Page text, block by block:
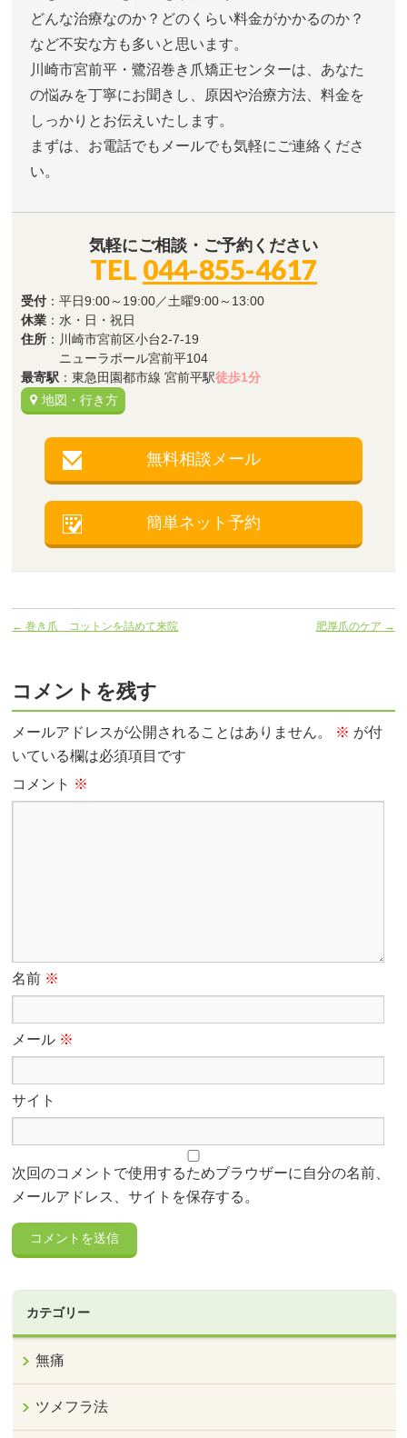
どんな治療なのか？どのくらい料金がかかるのか？
など不安な方も多いと思います。
川崎市宮前平・鷺沼巻き爪矯正センターは、あなた
の悩みを丁寧にお聞きし、原因や治療方法、料金を
しっかりとお伝えいたします。
まずは、お電話でもメールでも気軽にご連絡くださ
い。
気軽にご相談・ご予約ください
TEL 044-855-4617
受付 ：平日9:00～19:00／土曜9:00～13:00
休業 ：水・日・祝日
住所 ：川崎市宮前区小台2-7-19
ニューラポール宮前平104
最寄駅 ：東急田園都市線 宮前平駅徒歩1分
地図・行き方
無料相談メール
簡単ネット予約
← 巻き爪 コットンを詰めて来院 肥厚爪のケア →
コメントを残す
メールアドレスが公開されることはありません。 ※ が付
いている欄は必須項目です
コメント ※
名前 ※
メール ※
サイト
次回のコメントで使用するためブラウザーに自分の名前、
メールアドレス、サイトを保存する。
カテゴリー
無痛
ツメフラ法